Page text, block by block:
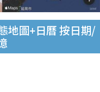
地圖+日曆 按日期/